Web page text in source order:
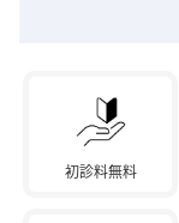
初診料無料